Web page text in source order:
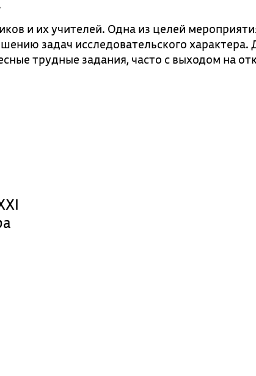
и их учителей. Одна из целей
задач исследовательского характера.
трудные задания, часто с выходом на